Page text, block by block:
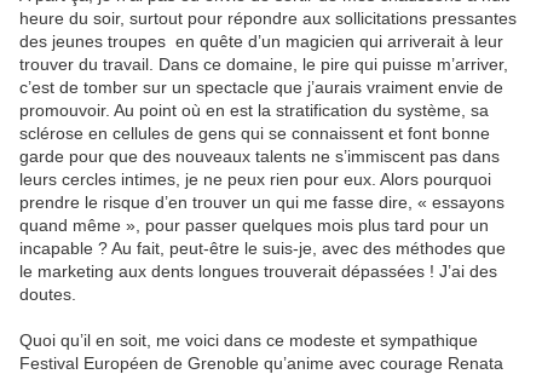
heure du soir, surtout pour répondre aux sollicitations pressantes
des jeunes troupes en quête d’un magicien qui arriverait à leur
trouver du travail. Dans ce domaine, le pire qui puisse m’arriver,
c’est de tomber sur un spectacle que j’aurais vraiment envie de
promouvoir. Au point où en est la stratification du système, sa
sclérose en cellules de gens qui se connaissent et font bonne
garde pour que des nouveaux talents ne s’immiscent pas dans
leurs cercles intimes, je ne peux rien pour eux. Alors pourquoi
prendre le risque d’en trouver un qui me fasse dire, « essayons
quand même », pour passer quelques mois plus tard pour un
incapable ? Au fait, peut-être le suis-je, avec des méthodes que
le marketing aux dents longues trouverait dépassées ! J’ai des
doutes.
Quoi qu’il en soit, me voici dans ce modeste et sympathique
Festival Européen de Grenoble qu’anime avec courage Renata